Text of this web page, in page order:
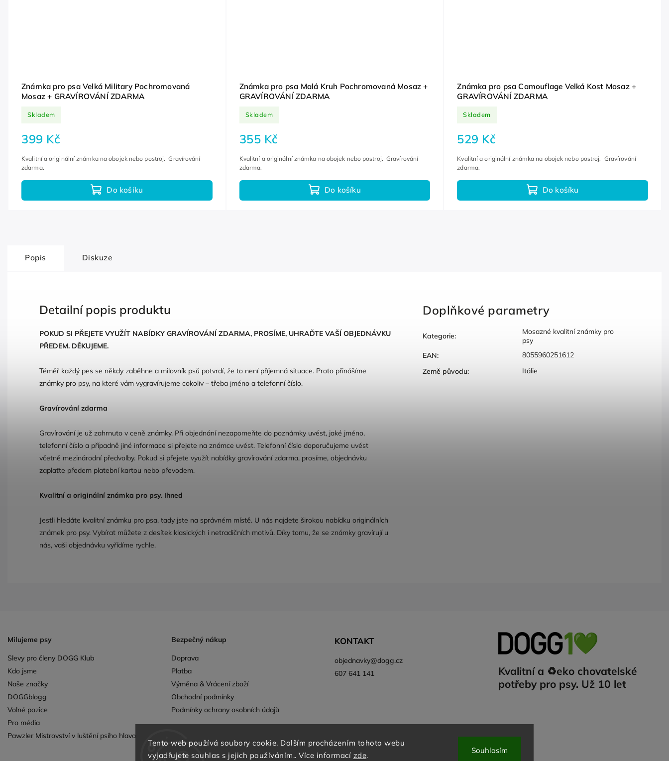
Tento web používá soubory cookie. Dalším procházením tohoto webu
vyjadřujete souhlas s jejich používáním.. Více informací zde.
Souhlasím
Známka pro psa Velká Military Pochromovaná
Mosaz + GRAVÍROVÁNÍ ZDARMA
Skladem
399 Kč
Do košíku
Kvalitní a originální známka na obojek nebo postroj. Gravírování
zdarma.
Známka pro psa Malá Kruh Pochromovaná Mosaz +
GRAVÍROVÁNÍ ZDARMA
Skladem
355 Kč
Do košíku
Kvalitní a originální známka na obojek nebo postroj. Gravírování
zdarma.
Známka pro psa Camouflage Velká Kost Mosaz +
GRAVÍROVÁNÍ ZDARMA
Skladem
529 Kč
Do košíku
Kvalitní a originální známka na obojek nebo postroj. Gravírování
zdarma.
Popis Diskuze
Detailní popis produktu
POKUD SI PŘEJETE VYUŽÍT NABÍDKY GRAVÍROVÁNÍ ZDARMA, PROSÍME, UHRAĎTE VAŠÍ OBJEDNÁVKU
PŘEDEM. DĚKUJEME.
Téměř každý pes se někdy zaběhne a milovník psů potvrdí, že to není příjemná situace. Proto přinášíme
známky pro psy, na které vám vygravírujeme cokoliv – třeba jméno a telefonní číslo.
Gravírování zdarma
Gravírování je už zahrnuto v ceně známky. Při objednání nezapomeňte do poznámky uvést, jaké jméno,
telefonní číslo a případně jiné informace si přejete na známce uvést. Telefonní číslo doporučujeme uvést
včetně mezinárodní předvolby. Pokud si přejete využít nabídky gravírování zdarma, prosíme, objednávku
zaplaťte předem platební kartou nebo převodem.
Kvalitní a originální známka pro psy. Ihned
Jestli hledáte kvalitní známku pro psa, tady jste na správném místě. U nás najdete širokou nabídku originálních
známek pro psy. Vybírat můžete z desítek klasických i netradičních motivů. Díky tomu, že se známky gravírují u
nás, vaši objednávku vyřídíme rychle.
Doplňkové parametry
Kategorie:
Mosazné kvalitní známky pro
psy
EAN:
8055960251612
Země původu: Itálie
Milujeme psy
Slevy pro členy DOGG Klub
Kdo jsme
Naše značky
DOGGblogg
Volné pozice
Pro média
Pawzler Mistrovství v luštění psího hlavolamu
Bezpečný nákup
Doprava
Platba
Výměna & Vrácení zboží
Obchodní podmínky
Podmínky ochrany osobních údajů
KONTAKT
objednavky@dogg.cz
607 641 141
Kvalitní a ♻️eko chovatelské
potřeby pro psy. Už 10 let